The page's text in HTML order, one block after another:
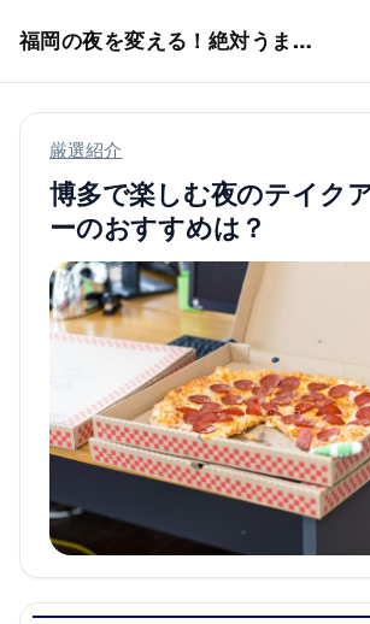
福岡の夜を変える！絶対うまい店
厳選紹介
博多で楽しむ夜のテイク
ーのおすすめは？